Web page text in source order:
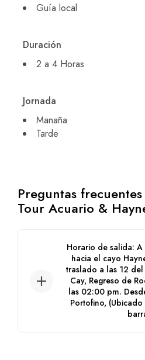
Guía local
Duración
2 a 4 Horas
Jornada
Manaña
Tarde
Preguntas frecuentes
Tour Acuario &
Horario de salida:
hacia el cayo
traslado a las 12
Cay, Regreso de
las 02:00 pm.
Portofino,